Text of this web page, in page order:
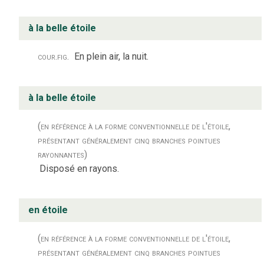
à la belle étoile
cour. fig. En plein air, la nuit.
à la belle étoile
(en référence à la forme conventionnelle de l'étoile,
présentant généralement cinq branches pointues
rayonnantes)
Disposé en rayons.
en étoile
(en référence à la forme conventionnelle de l'étoile,
présentant généralement cinq branches pointues